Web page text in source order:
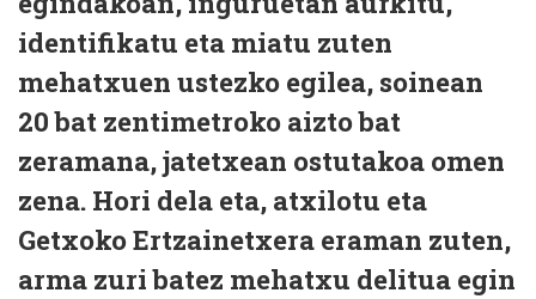
identifikatu eta miatu zuten
mehatxuen ustezko egilea, soinean
20 bat zentimetroko aizto bat
zeramana, jatetxean ostutakoa omen
zena. Hori dela eta, atxilotu eta
Getxoko Ertzainetxera eraman zuten,
arma zuri batez mehatxu delitua egin